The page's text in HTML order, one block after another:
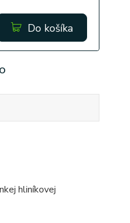
Do košíka
hliníkovej